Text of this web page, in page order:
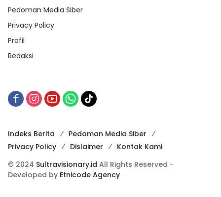
Pedoman Media Siber
Privacy Policy
Profil
Redaksi
Indeks Berita
Pedoman Media Siber
Privacy Policy
Dislaimer
Kontak Kami
© 2024 Sultravisionary.id All Rights Reserved -
Developed by Etnicode Agency